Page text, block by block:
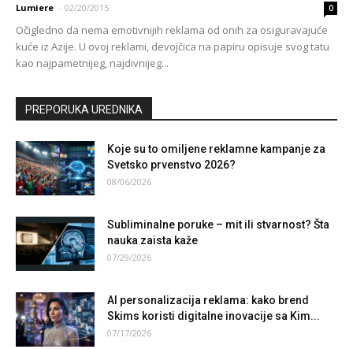
Lumiere - 02/20/2015 0
Očigledno da nema emotivnijih reklama od onih za osiguravajuće
kuće iz Azije. U ovoj reklami, devojčica na papiru opisuje svog tatu
kao najpametnijeg, najdivnijeg...
PREPORUKA UREDNIKA
Koje su to omiljene reklamne kampanje za
Svetsko prvenstvo 2026?
08/06/2026
Subliminalne poruke – mit ili stvarnost? Šta
nauka zaista kaže
07/29/2026
AI personalizacija reklama: kako brend
Skims koristi digitalne inovacije sa Kim...
07/17/2026